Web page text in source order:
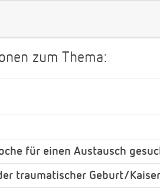
zum Thema:
für einen Austausch
traumatischer Geburt/